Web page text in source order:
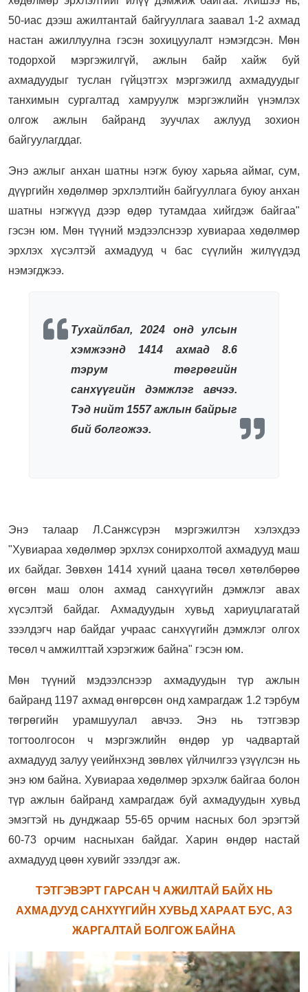
50-иас дээш ажилтантай байгууллага заавал 1-2 ахмад
настан ажиллуулна гэсэн зохицуулалт нэмэгдсэн. Мөн
тодорхой мэргэжилгүй, ажлын байр хайж буй
ахмадуудыг туслан гүйцэтгэх мэргэжилд ахмадуудыг
танхимын сургалтад хамруулж мэргэжлийн үнэмлэх
олгож ажлын байранд зуучлах ажлууд зохион
байгуулагддаг.
Энэ ажлыг анхан шатны нэгж буюу харьяа аймаг, сум,
дүүргийн хөдөлмөр эрхлэлтийн байгууллага буюу анхан
шатны нэгжүүд дээр өдөр тутамдаа хийгдэж байгаа"
гэсэн юм. Мөн түүний мэдээлснээр хувиараа хөдөлмөр
эрхлэх хүсэлтэй ахмадууд ч бас сүүлийн жилүүдэд
нэмэгджээ.
Тухайлбал, 2024 онд улсын
хэмжээнд 1414 ахмад 8.6
тэрум төгрөгийн
санхүүгийн дэмжлэг авчээ.
Тэд нийт 1557 ажлын байрыг
бий болгожээ.
Энэ талаар Л.Санжсүрэн мэргэжилтэн хэлэхдээ
"Хувиараа хөдөлмөр эрхлэх сонирхолтой ахмадууд маш
их байдаг. Зөвхөн 1414 хүний цаана төсөл хөтөлбөрөө
өгсөн маш олон ахмад санхүүгийн дэмжлэг авах
хүсэлтэй байдаг. Ахмадуудын хувьд хариуцлагатай
зээлдэгч нар байдаг учраас санхүүгийн дэмжлэг олгох
төсөл ч амжилттай хэрэгжиж байна" гэсэн юм.
Мөн түүний мэдээлснээр ахмадуудын түр ажлын
байранд 1197 ахмад өнгөрсөн онд хамрагдаж 1.2 тэрбум
төгрөгийн урамшуулал авчээ. Энэ нь тэтгэвэр
тогтоолгосон ч мэргэжлийн өндөр ур чадвартай
ахмадууд залуу үеийнхэнд зөвлөх үйлчилгээ үзүүлсэн нь
энэ юм байна. Хувиараа хөдөлмөр эрхэлж байгаа болон
түр ажлын байранд хамрагдаж буй ахмадуудын хувьд
эмэгтэй нь дунджаар 55-65 орчим насных бол эрэгтэй
60-73 орчим насныхан байдаг. Харин өндөр настай
ахмадууд цөөн хувийг эзэлдэг аж.
ТЭТГЭВЭРТ ГАРСАН Ч АЖИЛТАЙ БАЙХ НЬ
АХМАДУУД САНХҮҮГИЙН ХУВЬД ХАРААТ БУС, АЗ
ЖАРГАЛТАЙ БОЛГОЖ БАЙНА